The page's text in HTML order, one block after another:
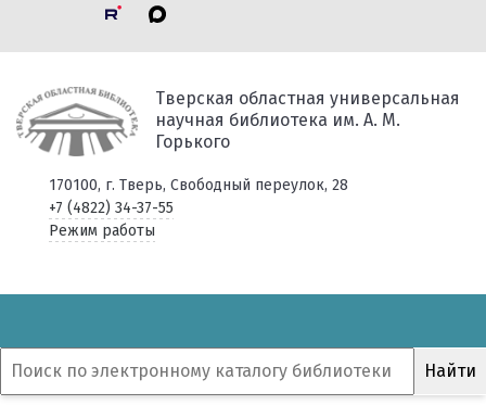
Тверская областная универсальная
научная библиотека им. А. М.
Горького
170100, г. Тверь, Свободный переулок, 28
+7 (4822) 34-37-55
Режим работы